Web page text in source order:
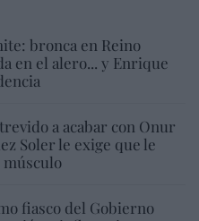
bronca en Reino
en el alero... y Enrique
a acabar con Onur
Soler le exige que le
músculo
fiasco del Gobierno